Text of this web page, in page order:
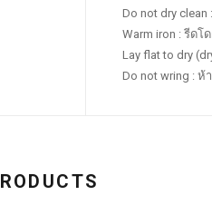
Do not dry
Warm iron : รีด
Lay flat to dry
Do not wring : ห้